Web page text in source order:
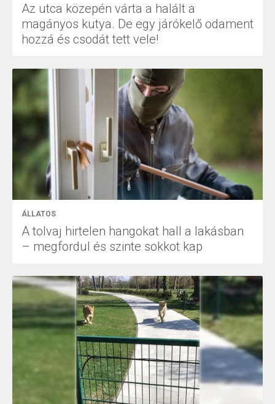
Az utca közepén várta a halált a
magányos kutya. De egy járókelő odament
hozzá és csodát tett vele!
ÁLLATOS
A tolvaj hirtelen hangokat hall a lakásban
– megfordul és szinte sokkot kap